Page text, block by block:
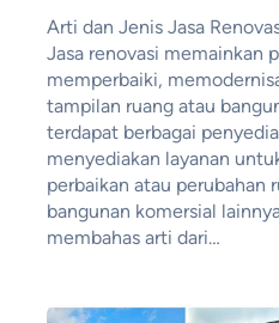
Arti dan Jenis Jasa
Jasa renovasi memainkan
memperbaiki,
tampilan ruang atau
terdapat berbagai
menyediakan layanan
perbaikan atau perubahan
bangunan komersial
membahas arti dari…